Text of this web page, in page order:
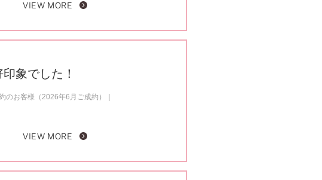
VIEW MORE
象でした！
のお客様（2026年6月ご成約）
VIEW MORE